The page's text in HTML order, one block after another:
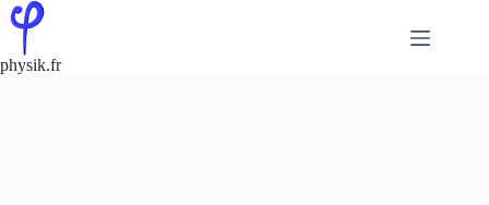
Passer
au
contenu
physik.fr